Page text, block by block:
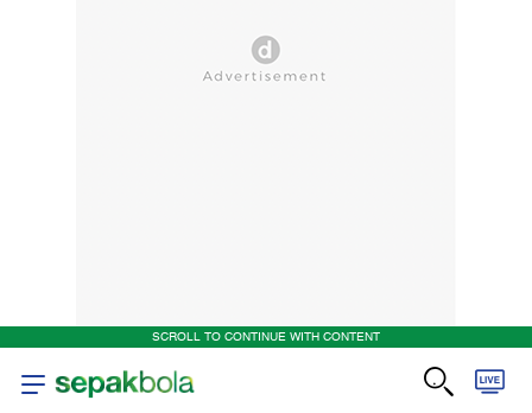
SCROLL TO CONTINUE WITH CONTENT